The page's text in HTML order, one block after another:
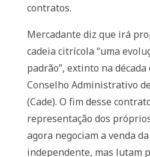
contratos.
Mercadante diz que irá
cadeia citrícola “uma
padrão”, extinto na década
Conselho Administrativo
(Cade). O fim desse
representação dos
agora negociam a venda
independente, mas lutam